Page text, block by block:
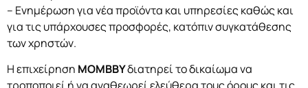
– Ενημέρωση για νέα προϊόντα και υπηρεσίες καθώς και
για τις υπάρχουσες προσφορές, κατόπιν συγκατάθεσης
των χρηστών.
Η επιχείρηση MOMBBYδιατηρεί το δικαίωμα να